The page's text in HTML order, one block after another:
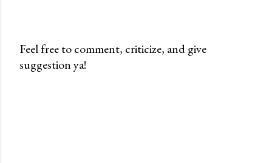
P
Feel free to comment, criticize, and give
suggestion ya!